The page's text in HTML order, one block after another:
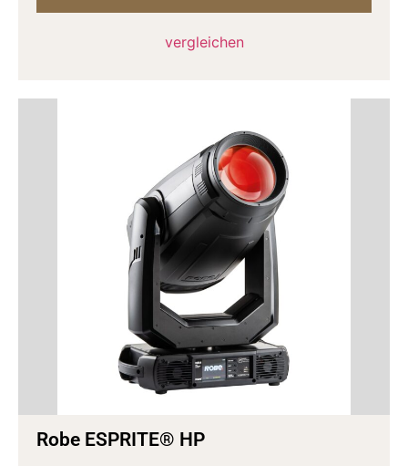
vergleichen
Robe ESPRITE® HP